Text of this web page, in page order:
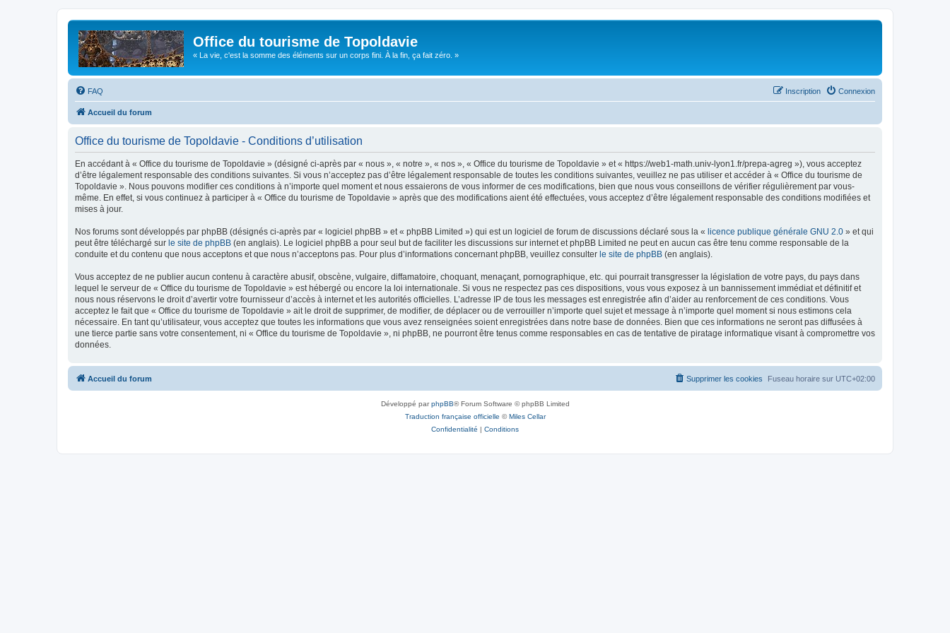
Office du tourisme de Topoldavie
« La vie, c'est la somme des éléments sur un corps fini. À la fin, ça fait zéro. »
FAQ Connexion
Inscription
Accueil du forum
Office du tourisme de Topoldavie - Conditions d’utilisation
En accédant à « Office du tourisme de Topoldavie » (désigné ci-après par « nous », « notre », « nos », « Office du tourisme de Topoldavie » et « https://web1-math.univ-lyon1.fr/prepa-agreg »), vous acceptez
d’être légalement responsable des conditions suivantes. Si vous n’acceptez pas d’être légalement responsable de toutes les conditions suivantes, veuillez ne pas utiliser et accéder à « Office du tourisme de
Topoldavie ». Nous pouvons modifier ces conditions à n’importe quel moment et nous essaierons de vous informer de ces modifications, bien que nous vous conseillons de vérifier régulièrement par vous-
même. En effet, si vous continuez à participer à « Office du tourisme de Topoldavie » après que des modifications aient été effectuées, vous acceptez d’être légalement responsable des conditions modifiées et
mises à jour.
Nos forums sont développés par phpBB (désignés ci-après par « logiciel phpBB » et « phpBB Limited ») qui est un logiciel de forum de discussions déclaré sous la « licence publique générale GNU 2.0 » et qui
peut être téléchargé sur le site de phpBB (en anglais). Le logiciel phpBB a pour seul but de faciliter les discussions sur internet et phpBB Limited ne peut en aucun cas être tenu comme responsable de la
conduite et du contenu que nous acceptons et que nous n’acceptons pas. Pour plus d’informations concernant phpBB, veuillez consulter le site de phpBB (en anglais).
Vous acceptez de ne publier aucun contenu à caractère abusif, obscène, vulgaire, diffamatoire, choquant, menaçant, pornographique, etc. qui pourrait transgresser la législation de votre pays, du pays dans
lequel le serveur de « Office du tourisme de Topoldavie » est hébergé ou encore la loi internationale. Si vous ne respectez pas ces dispositions, vous vous exposez à un bannissement immédiat et définitif et
nous nous réservons le droit d’avertir votre fournisseur d’accès à internet et les autorités officielles. L’adresse IP de tous les messages est enregistrée afin d’aider au renforcement de ces conditions. Vous
acceptez le fait que « Office du tourisme de Topoldavie » ait le droit de supprimer, de modifier, de déplacer ou de verrouiller n’importe quel sujet et message à n’importe quel moment si nous estimons cela
nécessaire. En tant qu’utilisateur, vous acceptez que toutes les informations que vous avez renseignées soient enregistrées dans notre base de données. Bien que ces informations ne seront pas diffusées à
une tierce partie sans votre consentement, ni « Office du tourisme de Topoldavie », ni phpBB, ne pourront être tenus comme responsables en cas de tentative de piratage informatique visant à compromettre vos
données.
Accueil du forum Fuseau horaire sur UTC+02:00
Supprimer les cookies
Développé parphpBB® Forum Software © phpBB Limited
Traduction française officielle ©Miles Cellar
Confidentialité | Conditions